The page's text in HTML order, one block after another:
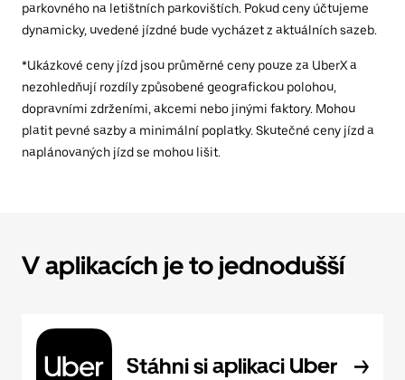
parkovného na letištních parkovištích. Pokud ceny účtujeme
dynamicky, uvedené jízdné bude vycházet z aktuálních sazeb.
*Ukázkové ceny jízd jsou průměrné ceny pouze za UberX a
nezohledňují rozdíly způsobené geografickou polohou,
dopravními zdrženími, akcemi nebo jinými faktory. Mohou
platit pevné sazby a minimální poplatky. Skutečné ceny jízd a
naplánovaných jízd se mohou lišit.
V aplikacích je to jednodušší
Stáhni si aplikaci Uber